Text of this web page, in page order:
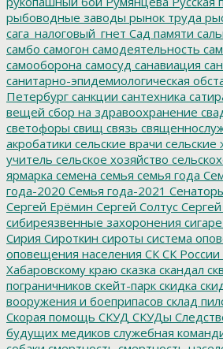
рыбоводные заводы рынок труда
сага_налоговый_гнет Сад памяти
самбо самогон самодеятельность
самооборона самосуд санавиация
санитарно-эпидемиологическая
Петербург санкции сантехника
вещей сбор на здравоохранение
светофоры свищ связь
акробатики сельские врачи сельские
учитель сельское хозяйство
ярмарка семена семья семья года
года-2020 Семья года-2021
Сергей Ерёмин Сергей Солтус
сибиреязвенные захоронения
Сирия Сироткин сироты система
оповещения населения СК СК России
Хабаровскому краю сказка скандал
пограничников скейт-парк скидка
вооружения и боеприпасов склад
Скорая помощь СКУД СКУДы
будущих медиков служебная